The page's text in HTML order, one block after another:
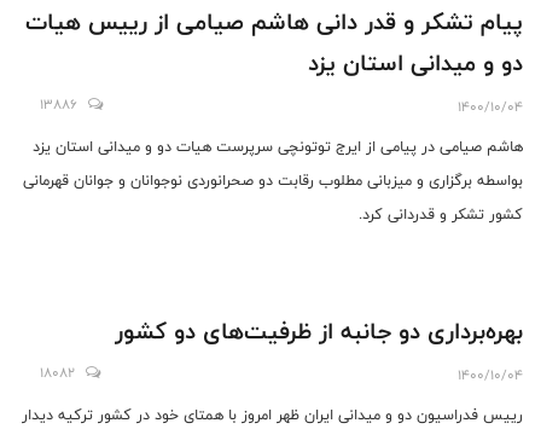
پیام تشکر و قدر دانی هاشم صیامی از رییس هیات
دو و میدانی استان یزد
1400/10/04
13886
هاشم صیامی در پیامی از ایرج توتونچی سرپرست هیات دو و میدانی استان یزد
بواسطه برگزاری و میزبانی مطلوب رقابت دو صحرانوردی نوجوانان و جوانان قهرمانی
کشور ‌تشکر و قدردانی کرد.
بهره‌برداری دو جانبه از ظرفیت‌های دو کشور
1400/10/04
18082
رییس فدراسیون دو ‌و میدانی ایران ظهر امروز با همتای خود در کشور ترکیه دیدار